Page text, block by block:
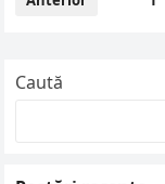
Caută